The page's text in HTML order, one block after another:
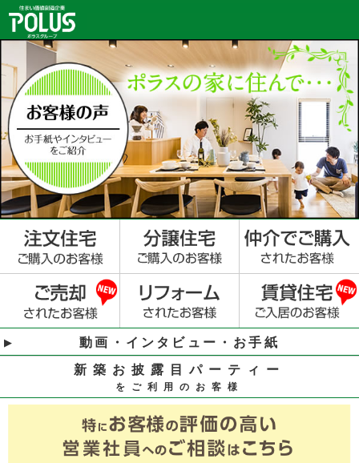
動画・インタビュー・お手紙
新築お披露目パーティー
をご利用のお客様